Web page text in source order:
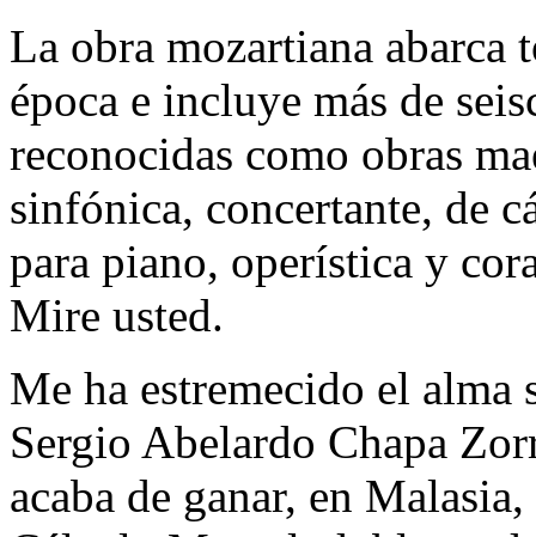
La obra mozartiana abarca
época e incluye más de
reconocidas como obras
sinfónica, concertante, de
para piano, operística y
Mire usted.
Me ha estremecido el alma
Sergio Abelardo Chapa
acaba de ganar, en